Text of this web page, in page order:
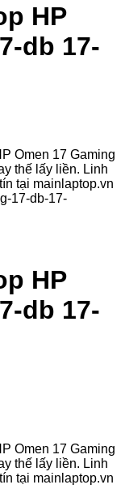
HP
db 17-
Omen 17 Gaming
thế lấy liền. Linh
tại mainlaptop.vn
HP
db 17-
Omen 17 Gaming
thế lấy liền. Linh
tại mainlaptop.vn